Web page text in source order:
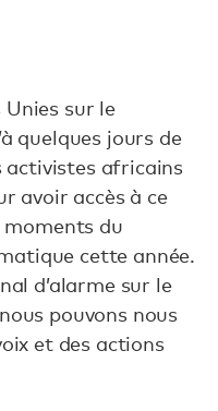
sur le
quelques jours de
activistes africains
avoir accès à ce
moments du
cette année.
d’alarme sur le
pouvons nous
et des actions